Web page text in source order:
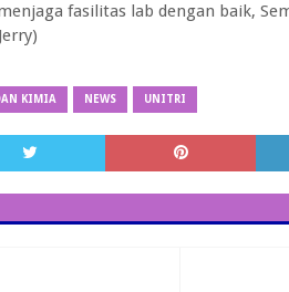
fasilitas lab dengan baik,
KIMIA NEWS UNITRI